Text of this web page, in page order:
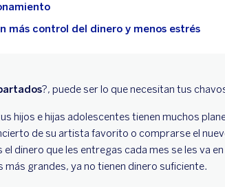
más control del dinero y menos estrés
?, puede ser lo que necesitan tus
hijos e hijas adolescentes tienen muchos
de su artista favorito o comprarse el
dinero que les entregas cada mes se les va
grandes, ya no tienen dinero suficiente.